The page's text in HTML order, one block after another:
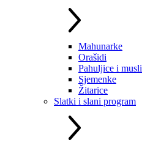
Mahunarke
Orašidi
Pahuljice i musli
Sjemenke
Žitarice
Slatki i slani program